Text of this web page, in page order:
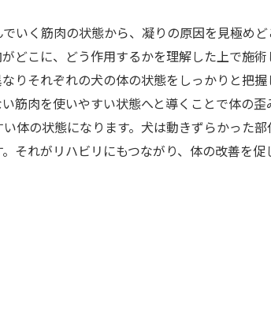
いく筋肉の状態から、凝りの原因を見極め
どこに、どう作用するかを理解した上で施術
りそれぞれの犬の体の状態をしっかりと把
筋肉を使いやすい状態へと導くことで体の歪
体の状態になります。犬は動きずらかった部
それがリハビリにもつながり、体の改善を促